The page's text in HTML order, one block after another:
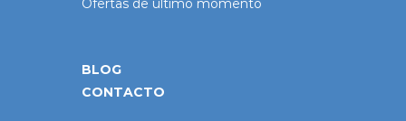
Ofertas de último momento
BLOG
CONTACTO